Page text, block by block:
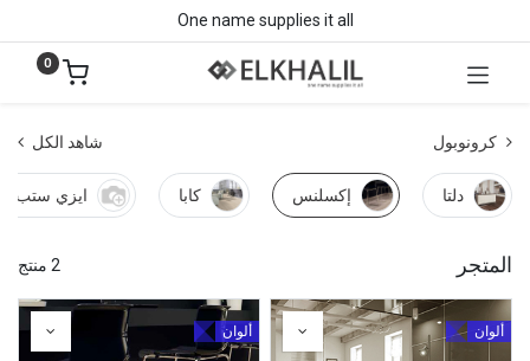
One name supplies it all
0
كرونوبول شاهد الكل
دلتا إكسلنس كابا ايزي ستب
المتجر 2 منتج
ألوان ألوان